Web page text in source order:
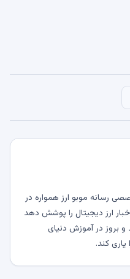
رسانه موبو ارز همواره در
ارز دیجیتال را پوشش دهد
و بروز در آموزش دنیای
یاری کند.